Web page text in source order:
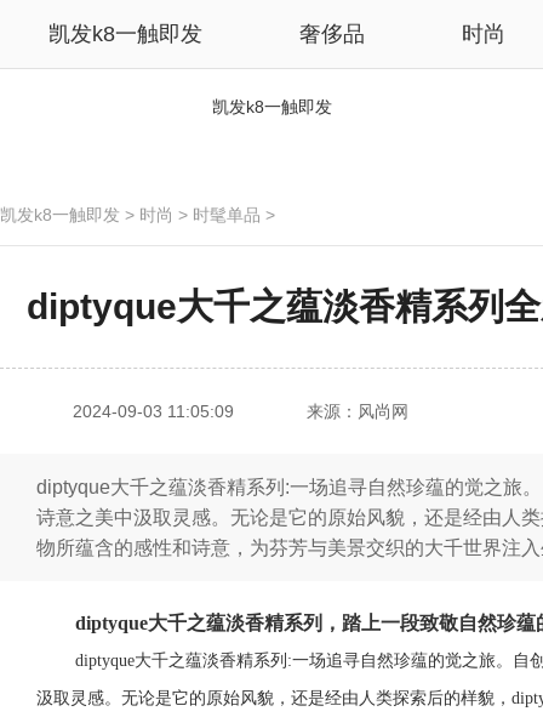
凯发k8一触即发 奢侈品 时尚
凯发k8一触即发
凯发k8一触即发 > 时尚 > 时髦单品 >
diptyque大千之蕴淡香精系列
2024-09-03 11:05:09 来源：风尚网
diptyque大千之蕴淡香精系列:一场追寻自然珍蕴的觉之旅
诗意之美中汲取灵感。无论是它的原始风貌，还是经由人
物所蕴含的感性和诗意，为芬芳与美景交织的大千世界注
diptyque大千之蕴淡香精系列，踏上一段致敬自然珍蕴
diptyque大千之蕴淡香精系列:一场追寻自然珍蕴的觉之旅。自
汲取灵感。无论是它的原始风貌，还是经由人类探索后的样貌，